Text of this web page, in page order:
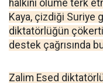
halkını ölüme terk
Kaya, çizdiği Suriye
diktatörlüğün
destek çağrısında
Zalim Esed